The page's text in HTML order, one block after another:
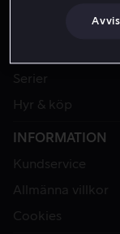
Serier
Hyr & köp
INFORMATION
Kundservice
Allmänna villkor
Cookies